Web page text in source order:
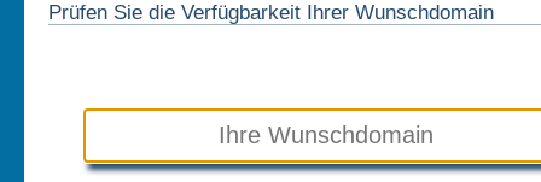
Prüfen Sie die Verfügbarkeit Ihrer Wunschdomain